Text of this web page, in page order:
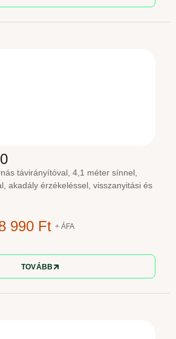
távirányítóval, 4,1 méter sínnel,
akadály érzékeléssel, visszanyitási és
990 Ft + ÁFA
TOVÁBB